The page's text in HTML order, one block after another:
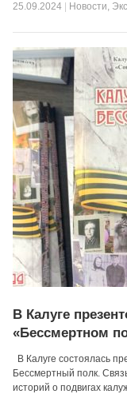
25.09.2024 Новости,
В Калуге
«Бессмертном
В Калуге состоялась
Бессмертный полк.
историй о подвигах